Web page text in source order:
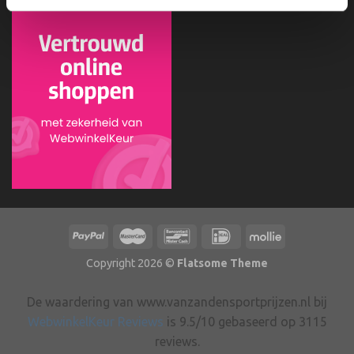
Copyright 2026 © Flatsome Theme
De waardering van www.vanzandensportprijzen.nl bij
WebwinkelKeur Reviews is 9.5/10 gebaseerd op 3115
reviews.